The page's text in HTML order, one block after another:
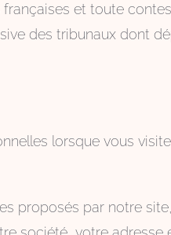
et toute
des tribunaux dont
lorsque vous
proposés par notre